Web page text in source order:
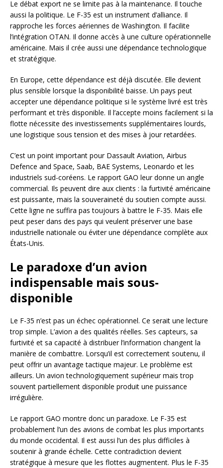
Le débat export ne se limite pas à la maintenance. Il touche
aussi la politique. Le F-35 est un instrument d’alliance. Il
rapproche les forces aériennes de Washington. Il facilite
l’intégration OTAN. Il donne accès à une culture opérationnelle
américaine. Mais il crée aussi une dépendance technologique
et stratégique.
En Europe, cette dépendance est déjà discutée. Elle devient
plus sensible lorsque la disponibilité baisse. Un pays peut
accepter une dépendance politique si le système livré est très
performant et très disponible. Il l’accepte moins facilement si la
flotte nécessite des investissements supplémentaires lourds,
une logistique sous tension et des mises à jour retardées.
C’est un point important pour Dassault Aviation, Airbus
Defence and Space, Saab, BAE Systems, Leonardo et les
industriels sud-coréens. Le rapport GAO leur donne un angle
commercial. Ils peuvent dire aux clients : la furtivité américaine
est puissante, mais la souveraineté du soutien compte aussi.
Cette ligne ne suffira pas toujours à battre le F-35. Mais elle
peut peser dans des pays qui veulent préserver une base
industrielle nationale ou éviter une dépendance complète aux
États-Unis.
Le paradoxe d’un avion
indispensable mais sous-
disponible
Le F-35 n’est pas un échec opérationnel. Ce serait une lecture
trop simple. L’avion a des qualités réelles. Ses capteurs, sa
furtivité et sa capacité à distribuer l’information changent la
manière de combattre. Lorsqu’il est correctement soutenu, il
peut offrir un avantage tactique majeur. Le problème est
ailleurs. Un avion technologiquement supérieur mais trop
souvent partiellement disponible produit une puissance
irrégulière.
Le rapport GAO montre donc un paradoxe. Le F-35 est
probablement l’un des avions de combat les plus importants
du monde occidental. Il est aussi l’un des plus difficiles à
soutenir à grande échelle. Cette contradiction devient
stratégique à mesure que les flottes augmentent. Plus le F-35